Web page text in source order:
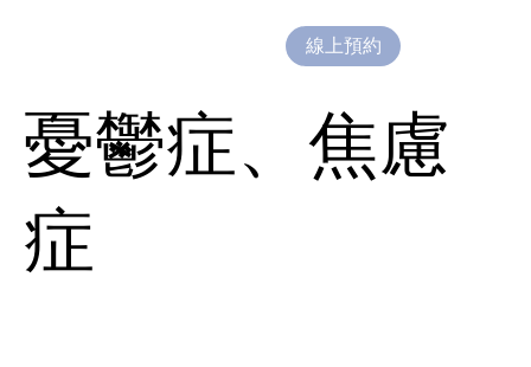
線上預約
憂鬱症、焦慮
症